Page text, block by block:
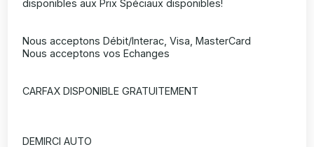
disponibles aux Prix Spéciaux disponibles!
Nous acceptons Débit/Interac, Visa, MasterCard
Nous acceptons vos Echanges
CARFAX DISPONIBLE GRATUITEMENT
DEMIRCI AUTO